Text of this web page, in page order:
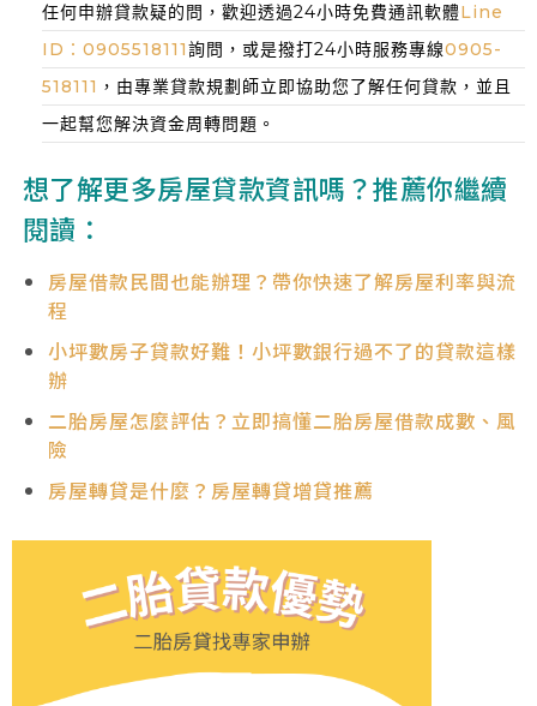
任何申辦貸款疑的問，歡迎透過24小時免費通訊軟體Line
ID：0905518111詢問，或是撥打24小時服務專線0905-
518111 ，由專業貸款規劃師立即協助您了解任何貸款，並且
一起幫您解決資金周轉問題。
想了解更多房屋貸款資訊嗎？推薦你繼續
閱讀：
房屋借款民間也能辦理？帶你快速了解房屋利率與流
程
小坪數房子貸款好難！小坪數銀行過不了的貸款這樣
辦
二胎房屋怎麼評估？立即搞懂二胎房屋借款成數、風
險
房屋轉貸是什麼？房屋轉貸增貸推薦